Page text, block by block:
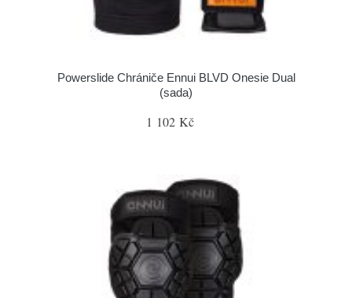
Powerslide Chrániče Ennui BLVD Onesie Dual
(sada)
1 102 Kč